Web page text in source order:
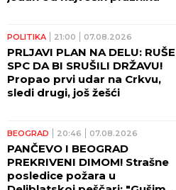
POLITIKA 21:00 07.08.2026
PRLJAVI PLAN NA DELU: RUŠE
SPC DA BI SRUŠILI DRŽAVU!
Propao prvi udar na Crkvu,
sledi drugi, još žešći
BEOGRAD 20:46 07.08.2026
PANČEVO I BEOGRAD
PREKRIVENI DIMOM! Strašne
posledice požara u